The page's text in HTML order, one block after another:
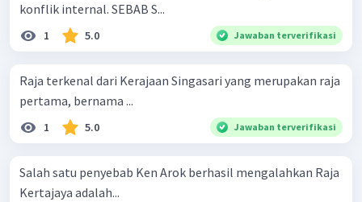
konflik internal. SEBAB S...
1 5.0 Jawaban terverifikasi
Raja terkenal dari Kerajaan Singasari yang merupakan raja
pertama, bernama ...
1 5.0 Jawaban terverifikasi
Salah satu penyebab Ken Arok berhasil mengalahkan Raja
Kertajaya adalah...